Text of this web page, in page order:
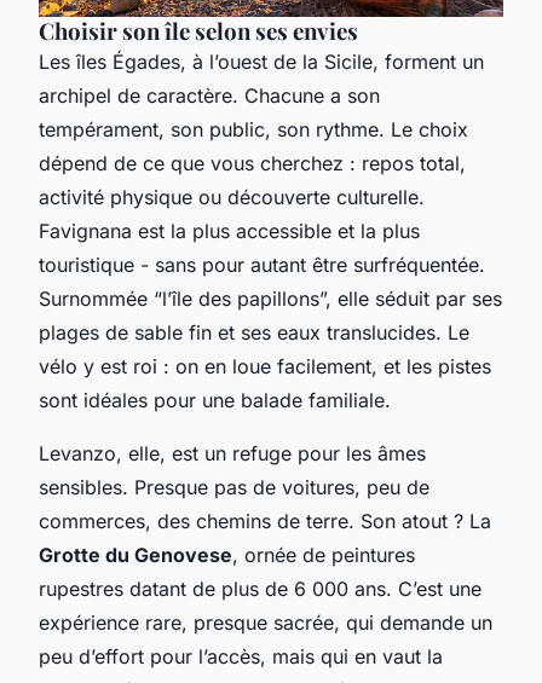
Choisir son île selon ses envies
Les îles Égades, à l’ouest de la Sicile, forment un
archipel de caractère. Chacune a son
tempérament, son public, son rythme. Le choix
dépend de ce que vous cherchez : repos total,
activité physique ou découverte culturelle.
Favignana est la plus accessible et la plus
touristique - sans pour autant être surfréquentée.
Surnommée “l’île des papillons”, elle séduit par ses
plages de sable fin et ses eaux translucides. Le
vélo y est roi : on en loue facilement, et les pistes
sont idéales pour une balade familiale.
Levanzo, elle, est un refuge pour les âmes
sensibles. Presque pas de voitures, peu de
commerces, des chemins de terre. Son atout ? La
Grotte du Genovese, ornée de peintures
rupestres datant de plus de 6 000 ans. C’est une
expérience rare, presque sacrée, qui demande un
peu d’effort pour l’accès, mais qui en vaut la